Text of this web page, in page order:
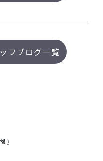
フブログ一覧
〗